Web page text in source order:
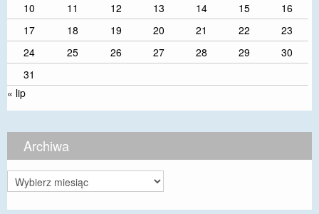
10
11 12 13 14 15
16
17
18 19 20 21 22
23
24
25 26 27 28 29
30
31
« lip
Archiwa
Archiwa